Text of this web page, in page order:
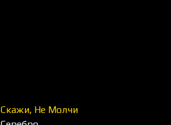
Скажи, Не Молчи